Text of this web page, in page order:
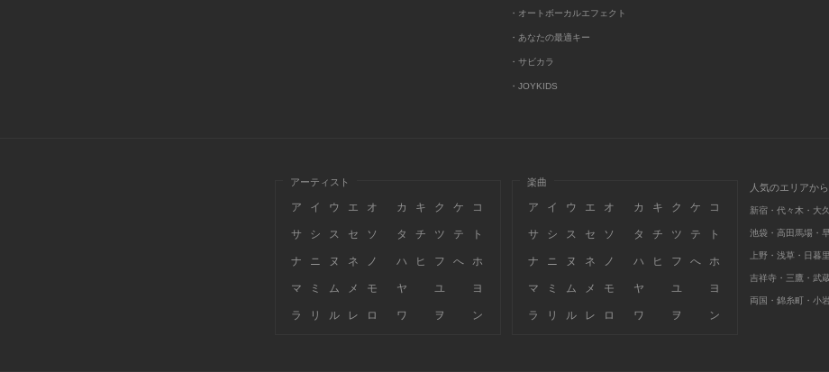
・オートボーカルエフェクト
・あなたの最適キー
・サビカラ
・JOYKIDS
アーティスト
ア イ ウ エ オ カ キ ク ケ コ
サ シ ス セ ソ タ チ ツ テ ト
ナ ニ ヌ ネ ノ ハ ヒ フ へ ホ
マ ミ ム メ モ ヤ ユ ヨ
ラ リ ル レ ロ ワ ヲ ン
楽曲
ア イ ウ エ オ カ キ ク ケ コ
サ シ ス セ ソ タ チ ツ テ ト
ナ ニ ヌ ネ ノ ハ ヒ フ へ ホ
マ ミ ム メ モ ヤ ユ ヨ
ラ リ ル レ ロ ワ ヲ ン
人気のエリアか
新宿・代々木・大
池袋・高田馬場・
上野・浅草・日暮
吉祥寺・三鷹・武
両国・錦糸町・小